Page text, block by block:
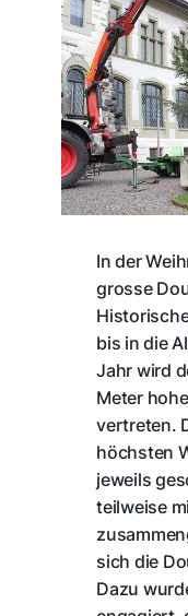
In der
grosse
bis in die
Jahr wird
Meter
vertreten.
höchsten
jeweils
teilweise
sich die
Dazu